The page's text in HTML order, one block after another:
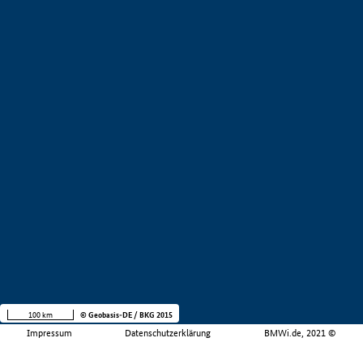
Impressum Datenschutzerklärung BMWi.de, 2021 ©
100 km © Geobasis-DE / BKG 2015